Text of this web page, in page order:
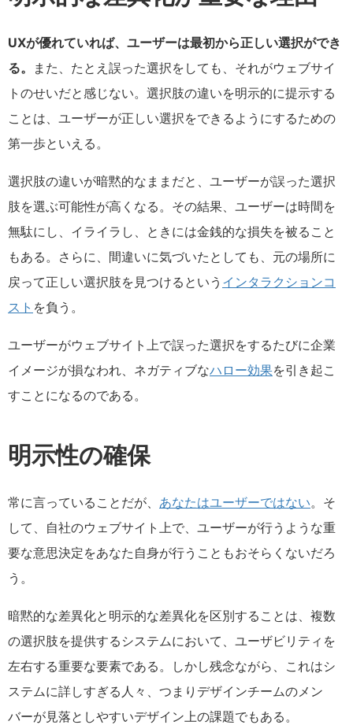
UXが優れていれば、ユーザーは最初から正しい選択ができ
る。
また、たとえ誤った選択をしても、それがウェブサイ
トのせいだと感じない。選択肢の違いを明示的に提示する
ことは、ユーザーが正しい選択をできるようにするための
第一歩といえる。
選択肢の違いが暗黙的なままだと、ユーザーが誤った選択
肢を選ぶ可能性が高くなる。その結果、ユーザーは時間を
無駄にし、イライラし、ときには金銭的な損失を被ること
もある。さらに、間違いに気づいたとしても、元の場所に
戻って正しい選択肢を見つけるという インタラクションコ
スト を負う。
ユーザーがウェブサイト上で誤った選択をするたびに企業
イメージが損なわれ、ネガティブなハロー効果を引き起こ
すことになるのである。
明示性の確保
常に言っていることだが、 あなたはユーザーではない。そ
して、自社のウェブサイト上で、ユーザーが行うような重
要な意思決定をあなた自身が行うこともおそらくないだろ
う。
暗黙的な差異化と明示的な差異化を区別することは、複数
の選択肢を提供するシステムにおいて、ユーザビリティを
左右する重要な要素である。しかし残念ながら、これはシ
ステムに詳しすぎる人々、つまりデザインチームのメン
バーが見落としやすいデザイン上の課題でもある。